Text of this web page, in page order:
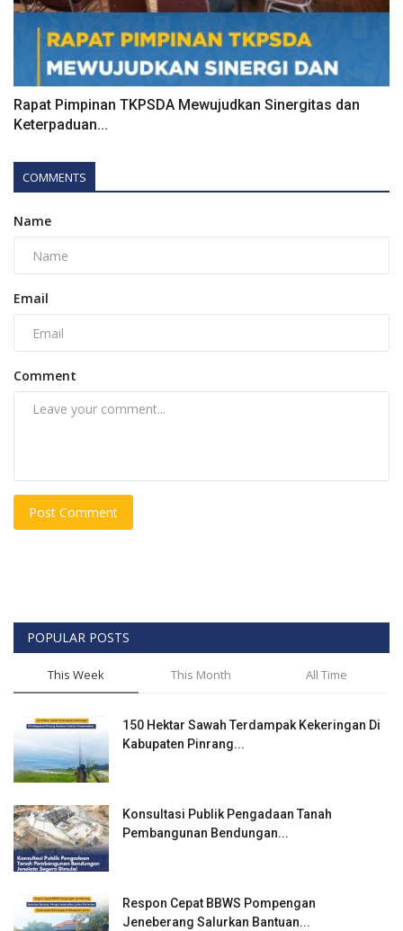
Rapat Pimpinan TKPSDA Mewujudkan Sinergitas dan
Keterpaduan...
COMMENTS
Name
Email
Comment
Post Comment
POPULAR POSTS
This Week This Month All Time
150 Hektar Sawah Terdampak Kekeringan Di
Kabupaten Pinrang...
Konsultasi Publik Pengadaan Tanah
Pembangunan Bendungan...
Respon Cepat BBWS Pompengan
Jeneberang Salurkan Bantuan...